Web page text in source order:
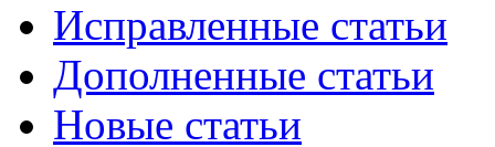
Исправленные статьи
Дополненные статьи
Новые статьи